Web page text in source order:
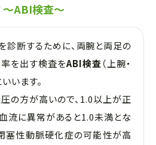
～ABI検査～
断するために、両腕と両足の
率を出す検査をABI検査（上腕・
います。
の方が高いので、1.0以上が正
流に異常があると1.0未満とな
塞性動脈硬化症の可能性が高